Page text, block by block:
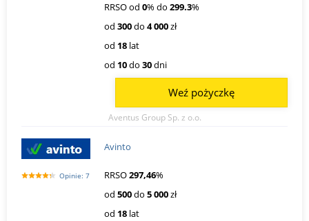
RRSO od 0% do 299.3%
od 300do 4 000zł
od 18 lat
od 10do 30dni
Aventus Group Sp. z o.o.
Weź pożyczkę
Opinie: 7
Avinto
RRSO297,46%
od 500do 5 000zł
od 18 lat